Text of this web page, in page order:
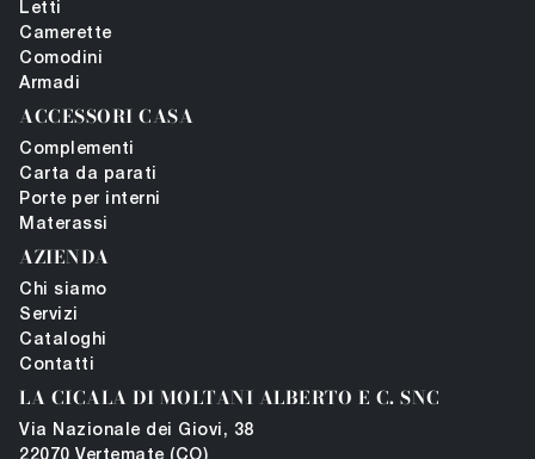
Letti
Camerette
Comodini
Armadi
ACCESSORI CASA
Complementi
Carta da parati
Porte per interni
Materassi
AZIENDA
Chi siamo
Servizi
Cataloghi
Contatti
LA CICALA DI MOLTANI ALBERTO E C. SNC
Via Nazionale dei Giovi, 38